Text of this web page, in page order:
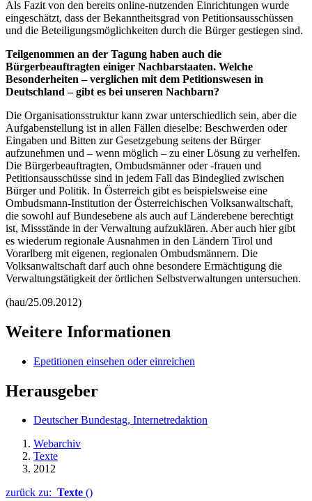
Als Fazit von den bereits online-nutzenden Einrichtungen wurde
eingeschätzt, dass der Bekanntheitsgrad von Petitionsausschüssen
und die Beteiligungsmöglichkeiten durch die Bürger gestiegen sind.
Teilgenommen an der Tagung haben auch die
Bürgerbeauftragten einiger Nachbarstaaten. Welche
Besonderheiten – verglichen mit dem Petitionswesen in
Deutschland – gibt es bei unseren Nachbarn?
Die Organisationsstruktur kann zwar unterschiedlich sein, aber die
Aufgabenstellung ist in allen Fällen dieselbe: Beschwerden oder
Eingaben und Bitten zur Gesetzgebung seitens der Bürger
aufzunehmen und – wenn möglich – zu einer Lösung zu verhelfen.
Die Bürgerbeauftragten, Ombudsmänner oder -frauen und
Petitionsausschüsse sind in jedem Fall das Bindeglied zwischen
Bürger und Politik. In Österreich gibt es beispielsweise eine
Ombudsmann-Institution der Österreichischen Volksanwaltschaft,
die sowohl auf Bundesebene als auch auf Länderebene berechtigt
ist, Missstände in der Verwaltung aufzuklären. Aber auch hier gibt
es wiederum regionale Ausnahmen in den Ländern Tirol und
Vorarlberg mit eigenen, regionalen Ombudsmännern. Die
Volksanwaltschaft darf auch ohne besondere Ermächtigung die
Verwaltungstätigkeit der örtlichen Selbstverwaltungen untersuchen.
(hau/25.09.2012)
Weitere Informationen
Epetitionen einsehen oder einreichen
Herausgeber
Deutscher Bundestag, Internetredaktion
Webarchiv
Texte
2012
zurück zu: Texte ()